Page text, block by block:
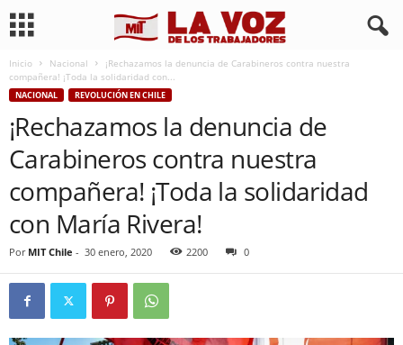
Inicio Nacional
¡Rechazamos la denuncia de Carabineros contra nuestra
compañera! ¡Toda la solidaridad con...
NACIONAL REVOLUCIÓN EN CHILE
¡Rechazamos la denuncia de
Carabineros contra nuestra
compañera! ¡Toda la solidaridad
con María Rivera!
Por MIT Chile - 30 enero, 2020 2200 0